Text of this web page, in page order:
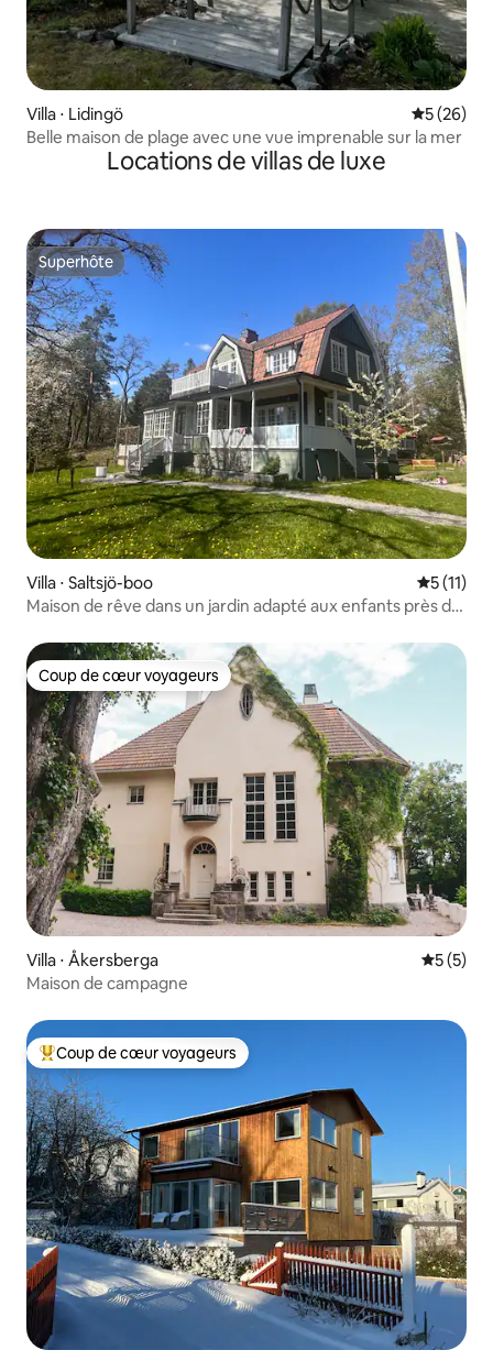
Villa ⋅ Lidingö
5 (26)
Belle maison de plage avec une vue imprenable sur la mer
Locations de villas de luxe
Superhôte
Superhôte
Villa ⋅ Saltsjö-boo
5 (11)
Maison de rêve dans un jardin adapté aux enfants près du
Coup de cœur voyageurs
Coup de cœur voyageurs
Villa ⋅ Åkersberga
5 (5)
Maison de campagne
Coups de cœur voyageurs les plus appréciés
Coup de cœur voyageurs